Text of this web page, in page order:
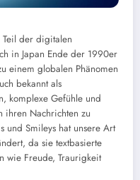
Teil der digitalen
in Japan Ende der 1990er
einem globalen Phänomen
bekannt als
komplexe Gefühle und
ihren Nachrichten zu
und Smileys hat unsere Art
da sie textbasierte
wie Freude, Traurigkeit